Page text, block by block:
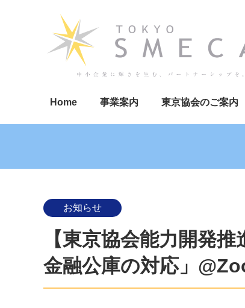
Home 事業案内 東京協会のご案内
お知らせ
【東京協会能力開発
金融公庫の対応」